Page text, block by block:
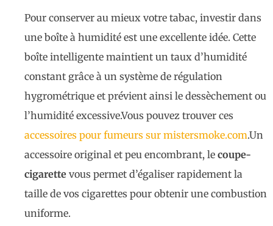
Pour conserver au mieux votre tabac, investir dans
une boîte à humidité est une excellente idée. Cette
boîte intelligente maintient un taux d’humidité
constant grâce à un système de régulation
hygrométrique et prévient ainsi le dessèchement ou
l’humidité excessive.Vous pouvez trouver ces
accessoires pour fumeurs sur mistersmoke.com.Un
accessoire original et peu encombrant, le coupe-
cigarette vous permet d’égaliser rapidement la
taille de vos cigarettes pour obtenir une combustion
uniforme.